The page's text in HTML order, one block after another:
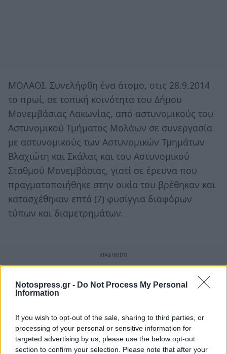
Notospress.gr - Do Not Process My Personal
Information
If you wish to opt-out of the sale, sharing to third parties, or
processing of your personal or sensitive information for
targeted advertising by us, please use the below opt-out
section to confirm your selection. Please note that after your
ΜΟΛΑΟΙ. Συνελήφθη ένα άτομο, στις 28.9.2014
το πρωί, σε τοπική κοινότητα του Δήμου
Μονεμβάσιας Λακωνίας, από αστυνομικούς του
Αστυνομικού Τμήματος Μολάων σε συνεργασία
με αστυνομικούς των Αστυνομικών Τμημάτων
Βλαχιώτη και Σκάλας και του Αστυνομικού
Σταθμού Μονεμβάσιας, γιατί σε έρευνα που
πραγματοποιήθηκε στην οικία του βρέθηκαν και
κατασχέθηκαν επτά (7) φυσίγγια διαφόρων
τύπων και διαμετρημάτων.